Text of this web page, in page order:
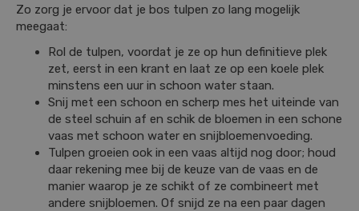
Zo zorg je ervoor dat je bos tulpen zo lang mogelijk
meegaat:
Rol de tulpen, voordat je ze op hun definitieve plek
zet, eerst in een krant en laat ze op een koele plek
minstens een uur in schoon water staan.
Snij met een schoon en scherp mes het uiteinde van
de steel schuin af en schik de bloemen in een schone
vaas met schoon water en snijbloemenvoeding.
Tulpen groeien ook in een vaas altijd nog door; houd
daar rekening mee bij de keuze van de vaas en de
manier waarop je ze schikt of ze combineert met
andere snijbloemen. Of snijd ze na een paar dagen